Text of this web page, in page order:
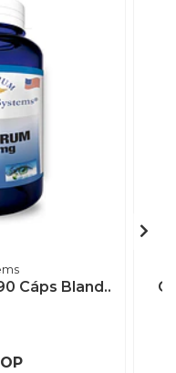
Cáps Bland..